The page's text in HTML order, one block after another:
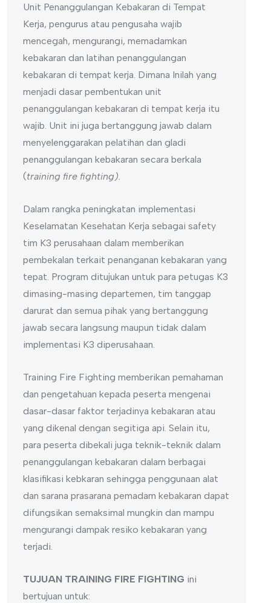
Unit Penanggulangan Kebakaran di Tempat
Kerja, pengurus atau pengusaha wajib
mencegah, mengurangi, memadamkan
kebakaran dan latihan penanggulangan
kebakaran di tempat kerja. Dimana Inilah yang
menjadi dasar pembentukan unit
penanggulangan kebakaran di tempat kerja itu
wajib. Unit ini juga bertanggung jawab dalam
menyelenggarakan pelatihan dan gladi
penanggulangan kebakaran secara berkala
(training fire fighting).
Dalam rangka peningkatan implementasi
Keselamatan Kesehatan Kerja sebagai safety
tim K3 perusahaan dalam memberikan
pembekalan terkait penanganan kebakaran yang
tepat. Program ditujukan untuk para petugas K3
dimasing-masing departemen, tim tanggap
darurat dan semua pihak yang bertanggung
jawab secara langsung maupun tidak dalam
implementasi K3 diperusahaan.
Training Fire Fighting memberikan pemahaman
dan pengetahuan kepada peserta mengenai
dasar-dasar faktor terjadinya kebakaran atau
yang dikenal dengan segitiga api. Selain itu,
para peserta dibekali juga teknik-teknik dalam
penanggulangan kebakaran dalam berbagai
klasifikasi kebkaran sehingga penggunaan alat
dan sarana prasarana pemadam kebakaran dapat
difungsikan semaksimal mungkin dan mampu
mengurangi dampak resiko kebakaran yang
terjadi.
TUJUAN TRAINING FIRE FIGHTING ini
bertujuan untuk: